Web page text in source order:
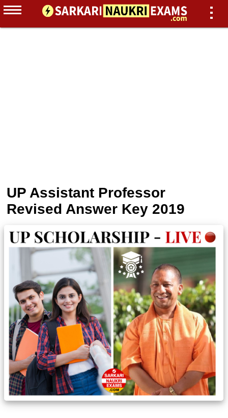
UP Assistant Professor
Revised Answer Key 2019